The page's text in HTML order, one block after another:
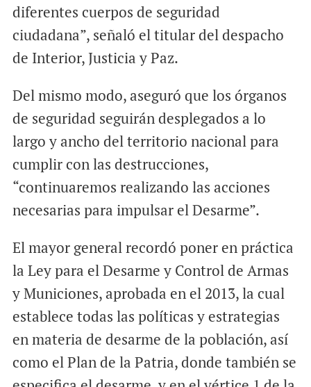
diferentes cuerpos de seguridad
ciudadana”, señaló el titular del despacho
de Interior, Justicia y Paz.
Del mismo modo, aseguró que los órganos
de seguridad seguirán desplegados a lo
largo y ancho del territorio nacional para
cumplir con las destrucciones,
“continuaremos realizando las acciones
necesarias para impulsar el Desarme”.
El mayor general recordó poner en práctica
la Ley para el Desarme y Control de Armas
y Municiones, aprobada en el 2013, la cual
establece todas las políticas y estrategias
en materia de desarme de la población, así
como el Plan de la Patria, donde también se